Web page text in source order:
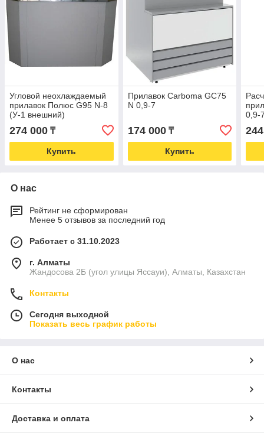
Угловой неохлаждаемый
прилавок Полюс G95 N-8
(У-1 внешний)
274 000 ₸
Купить
Прилавок Carboma GC75
N 0,9-7
174 000₸
Купить
0,9-
О нас
Рейтинг не сформирован
Менее 5 отзывов за последний год
Работает с 31.10.2023
г. Алматы
Жандосова 2Б (угол улицы Яссауи), Алматы, Казахстан
Контакты
Сегодня выходной
Показать весь график работы
О нас
Контакты
Доставка и оплата